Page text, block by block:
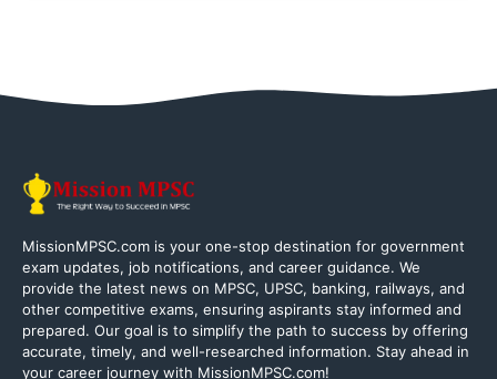
MissionMPSC.com is your one-stop destination for government
exam updates, job notifications, and career guidance. We
provide the latest news on MPSC, UPSC, banking, railways, and
other competitive exams, ensuring aspirants stay informed and
prepared. Our goal is to simplify the path to success by offering
accurate, timely, and well-researched information. Stay ahead in
your career journey with MissionMPSC.com!